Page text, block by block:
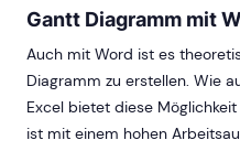
Gantt Diagramm mit
Auch mit Word ist es
Diagramm zu erstellen. Wie
Excel bietet diese
ist mit einem hohen